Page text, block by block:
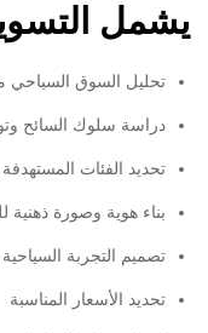
يشمل
تحليل السوق السياحي
دراسة سلوك السائح
تحديد الفئات
بناء هوية وصورة ذهنية
تصميم التجربة
تحديد الأسعار المناسبة